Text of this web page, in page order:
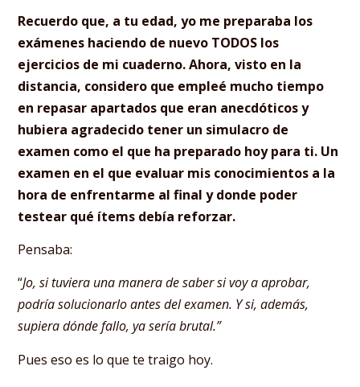
Recuerdo que, a tu edad, yo me preparaba los
exámenes haciendo de nuevo TODOS los
ejercicios de mi cuaderno. Ahora, visto en la
distancia, considero que empleé mucho tiempo
en repasar apartados que eran anecdóticos y
hubiera agradecido tener un simulacro de
examen como el que ha preparado hoy para ti. Un
examen en el que evaluar mis conocimientos a la
hora de enfrentarme al final y donde poder
testear qué ítems debía reforzar.
Pensaba:
“Jo, si tuviera una manera de saber si voy a aprobar,
podría solucionarlo antes del examen. Y si, además,
supiera dónde fallo, ya sería brutal.”
Pues eso es lo que te traigo hoy.